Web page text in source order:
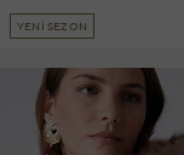
YENİ SEZON